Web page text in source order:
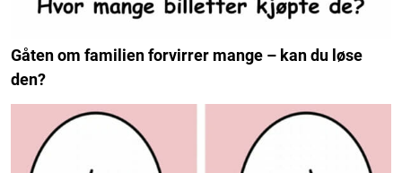
Gåten om familien forvirrer mange – kan du løse
den?